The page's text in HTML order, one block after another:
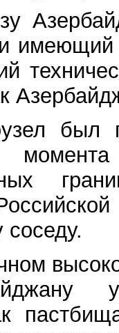
имеющий